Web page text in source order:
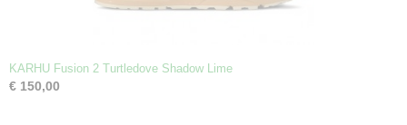
KARHU Fusion 2 Turtledove Shadow Lime
€ 150,00